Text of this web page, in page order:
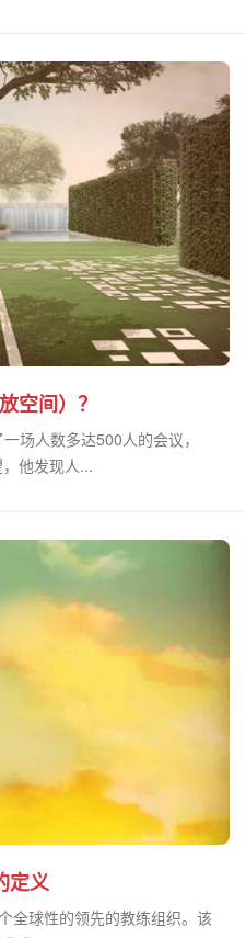
空间）？
场人数多达500人的会议，
他发现人...
定义
全球性的领先的教练组织。该